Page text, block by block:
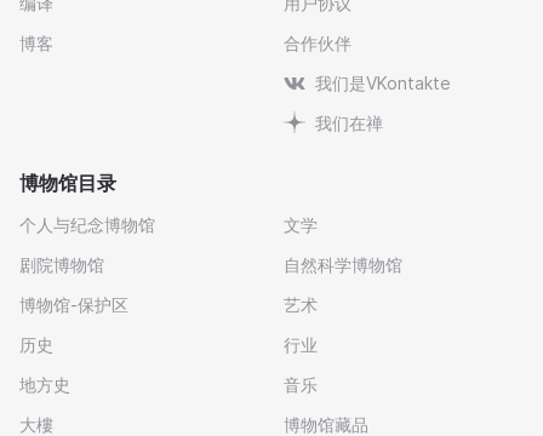
博客
合作伙伴
我们是VKontakte
我们在禅
博物馆目录
个人与纪念博物馆
剧院博物馆
博物馆-保护区
历史
地方史
大樓
文学
自然科学博物馆
艺术
行业
音乐
博物馆藏品